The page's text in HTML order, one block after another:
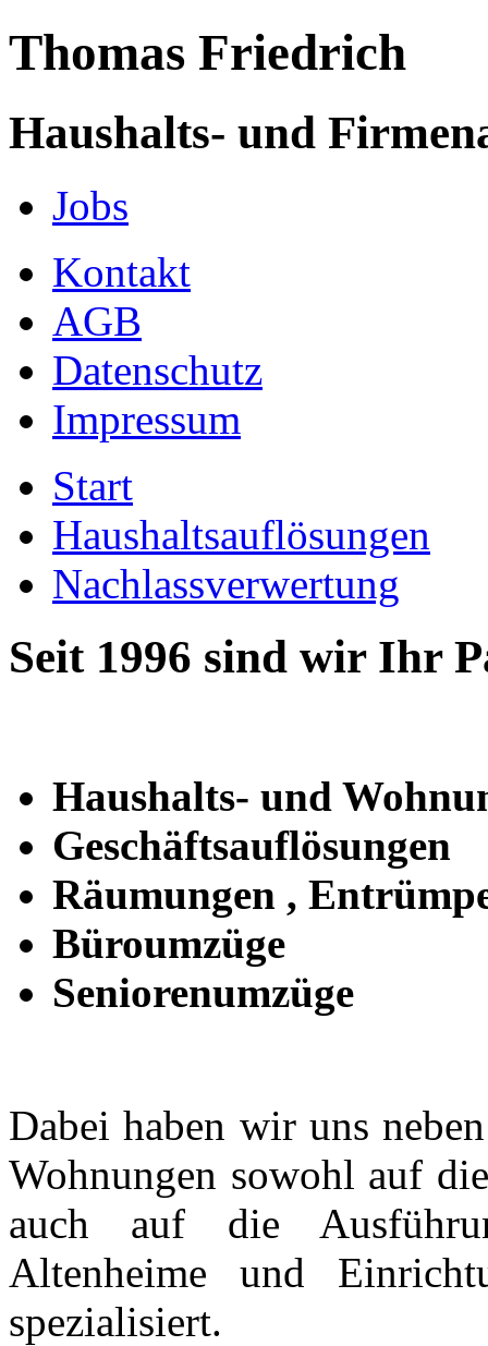
Thomas Friedrich
Haushalts- und
Jobs
Kontakt
AGB
Datenschutz
Impressum
Start
Haushaltsauflösungen
Nachlassverwertung
Seit 1996 sind wir Ihr
Haushalts- und
Geschäftsauflösungen
Räumungen ,
Büroumzüge
Seniorenumzüge
Dabei haben wir uns
Wohnungen sowohl auf
auch auf die
Altenheime und
spezialisiert.